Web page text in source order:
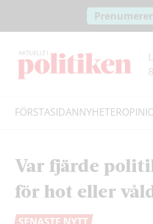
innehållet
headern
FÖRSTASIDANNYHETER
Var fjärde
för hot eller